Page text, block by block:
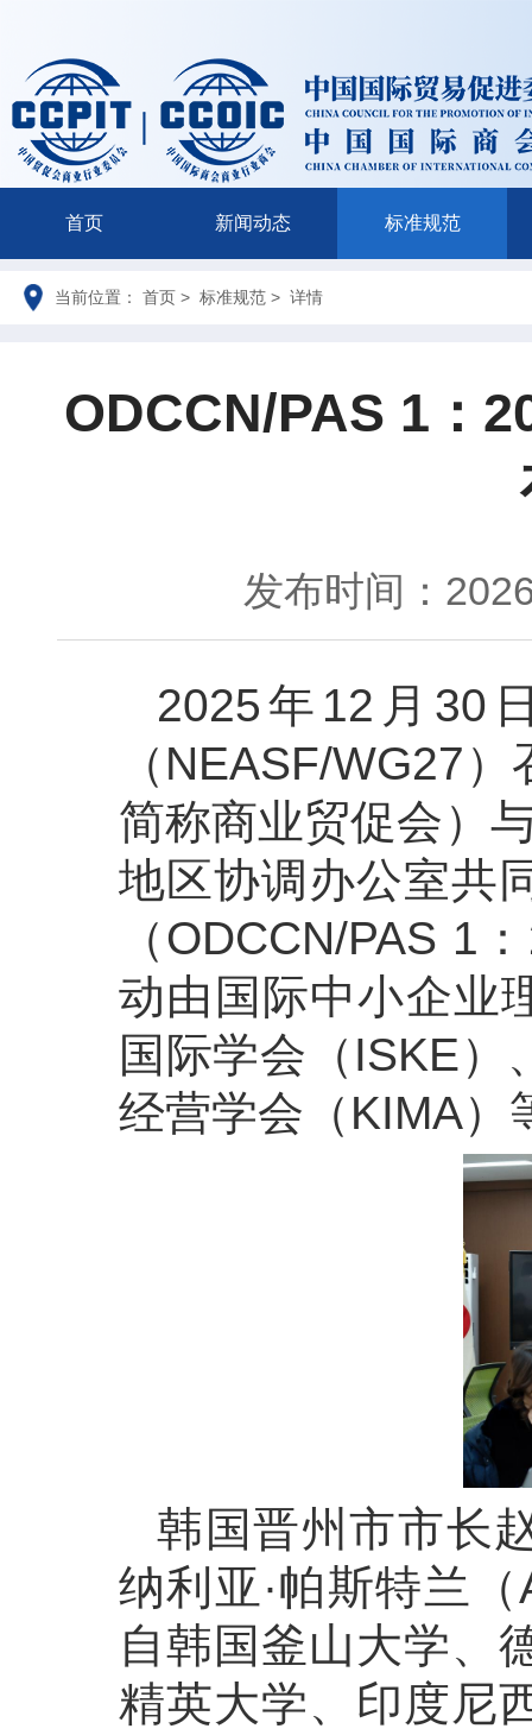
首页 新闻动态 标准规范
当前位置： 首页 > 标准规范 > 详情
ODCCN/PAS 1：
发布时间：
2025年12月30
（NEASF/WG27
简称商业贸促会）
地区协调办公室共
（ODCCN/PAS 1
动由国际中小企业
国际学会（ISKE）
经营学会（KIMA）
韩国晋州市市长
纳利亚·帕斯特兰
自韩国釜山大学、
精英大学、印度尼